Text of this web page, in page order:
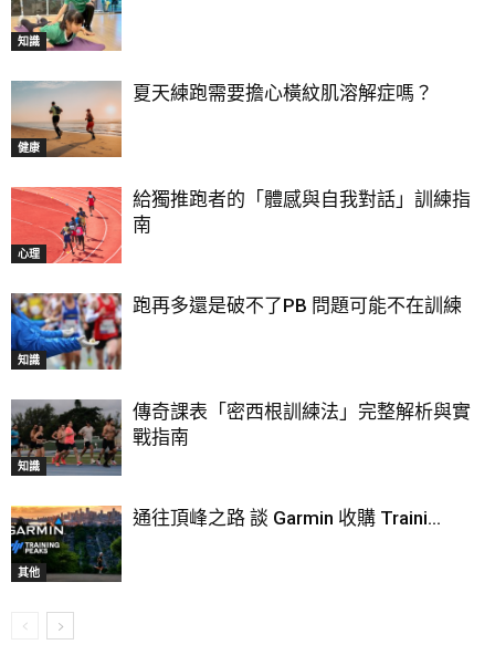
知識
健康
夏天練跑需要擔心橫紋肌溶解症嗎？
心理
給獨推跑者的「體感與自我對話」訓練指
南
知識
跑再多還是破不了PB 問題可能不在訓練
知識
傳奇課表「密西根訓練法」完整解析與實
戰指南
其他
通往頂峰之路 談 Garmin 收購 Traini...